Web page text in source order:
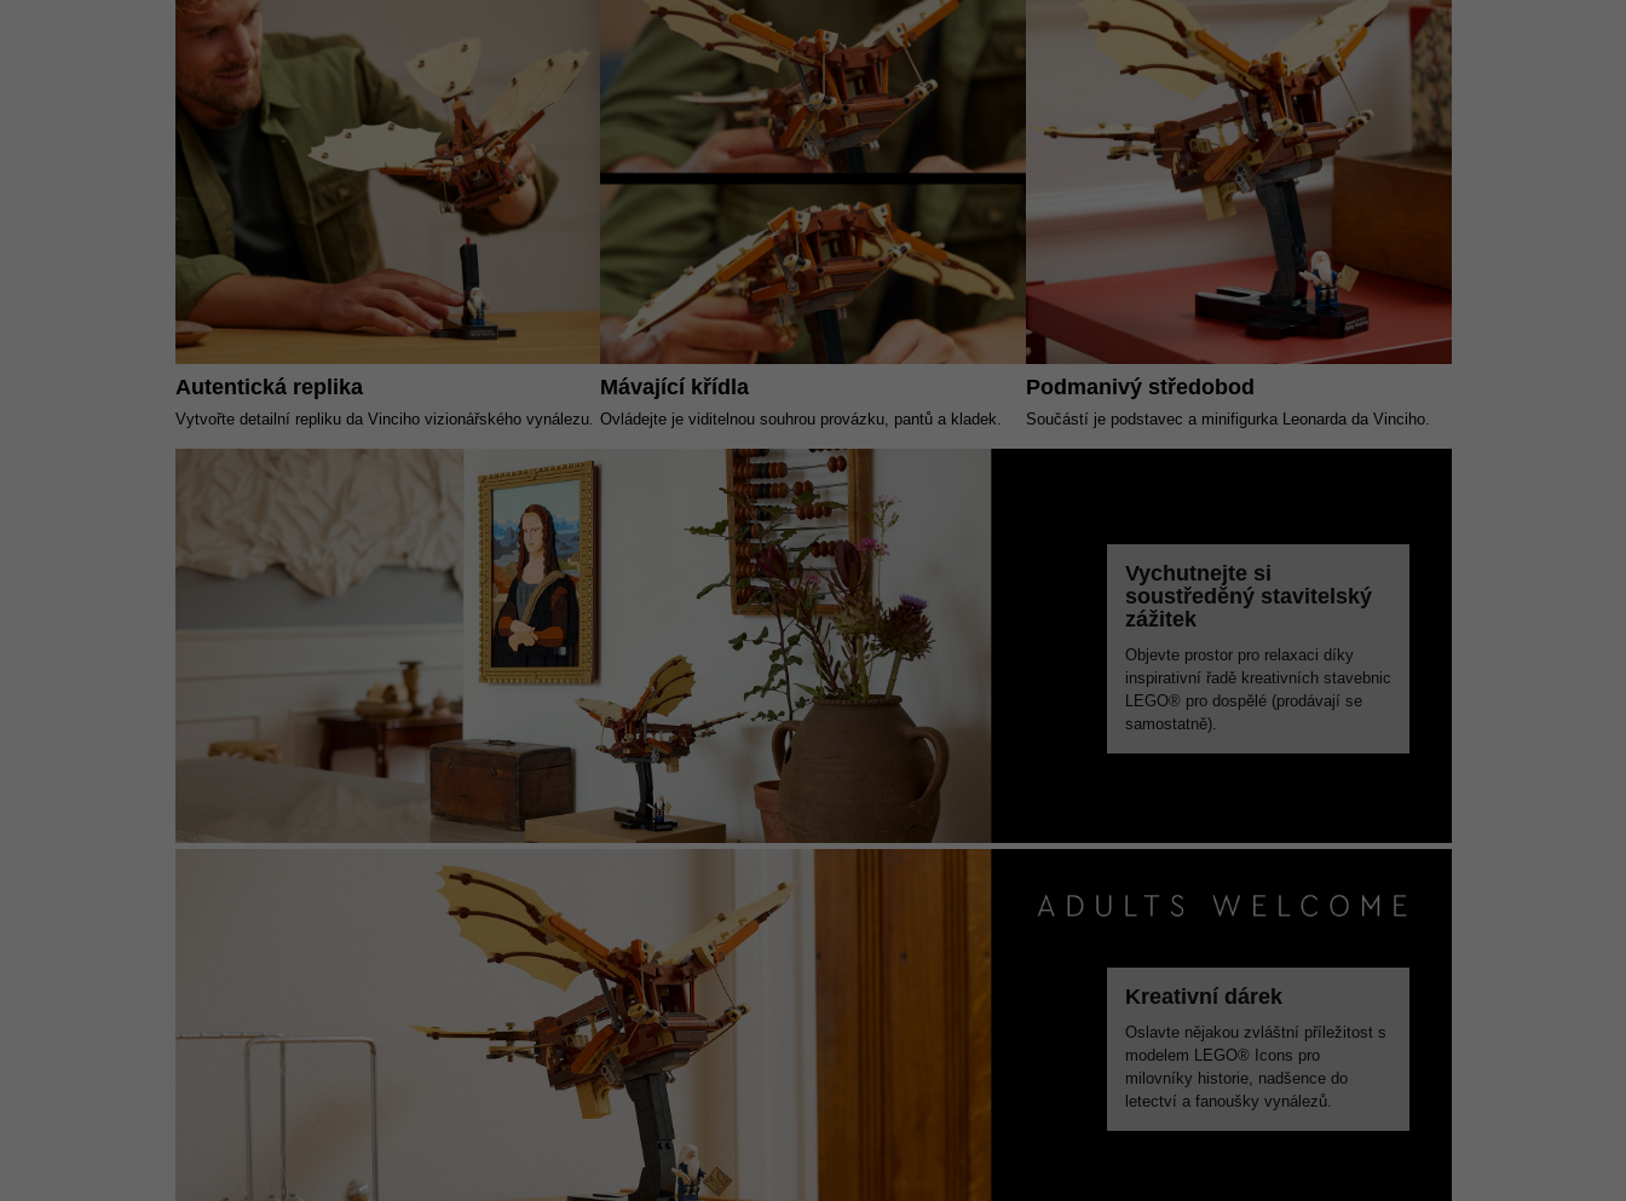
Autentická replika
Vytvořte detailní repliku da Vinciho vizionářského vynálezu.
Mávající křídla
Ovládejte je viditelnou souhrou provázku, pantů a kladek.
Podmanivý středobod
Součástí je podstavec a minifigurka Leonarda da Vinciho.
Vychutnejte si
soustředěný stavitelský
zážitek
Objevte prostor pro relaxaci díky
inspirativní řadě kreativních stavebnic
LEGO® pro dospělé (prodávají se
samostatně).
Kreativní dárek
Oslavte nějakou zvláštní příležitost s
modelem LEGO® Icons pro
milovníky historie, nadšence do
letectví a fanoušky vynálezů.